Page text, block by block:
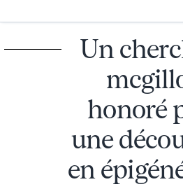
Un
honoré
une
en